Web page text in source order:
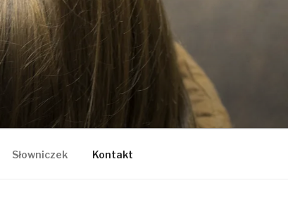
Słowniczek Kontakt